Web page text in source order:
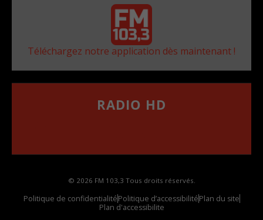
Téléchargez notre application dès maintenant !
RADIO HD
© 2026 FM 103,3 Tous droits réservés.
Politique de confidentialitéPolitique d’accessibilitéPlan du site
Plan d'accessibilite